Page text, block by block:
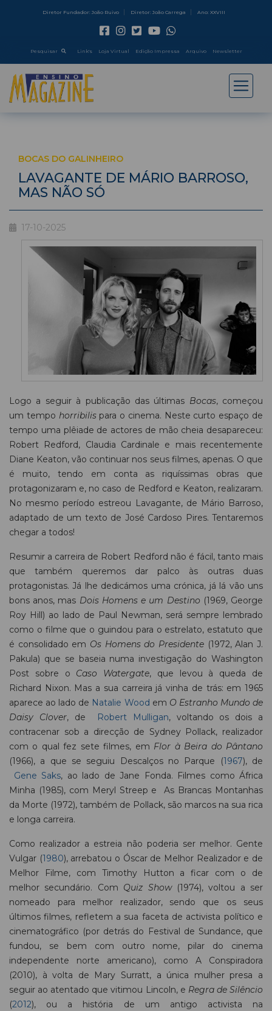
Diretor Fundador: João Ruivo Diretor: João Carrega Ano: XXVIII
Pesquisar Link's Loja Virtual Edição Impressa Arquivo Newsletter
BOCAS DO GALINHEIRO
LAVAGANTE DE MÁRIO BARROSO,
MAS NÃO SÓ
17-10-2025
Logo a seguir à publicação das últimas Bocas, começou
um tempo horribilispara o cinema. Neste curto espaço de
tempo uma plêiade de actores de mão cheia desapareceu:
Robert Redford, Claudia Cardinale e mais recentemente
Diane Keaton, vão continuar nos seus filmes, apenas. O que
é muito, tendo em conta as riquíssimas obras que
protagonizaram e, no caso de Redford e Keaton, realizaram.
No mesmo período estreou Lavagante, de Mário Barroso,
adaptado de um texto de José Cardoso Pires. Tentaremos
chegar a todos!
Resumir a carreira de Robert Redford não é fácil, tanto mais
que também queremos dar palco às outras duas
protagonistas. Já lhe dedicámos uma crónica, já lá vão uns
bons anos, mas Dois Homens e um Destino (1969, George
Roy Hill) ao lado de Paul Newman, será sempre lembrado
como o filme que o guindou para o estrelato, estatuto que
é consolidado em Os Homens do Presidente (1972, Alan J.
Pakula) que se baseia numa investigação do Washington
Post sobre o Caso Watergate, que levou à queda de
Richard Nixon. Mas a sua carreira já vinha de trás: em 1965
aparece ao lado de Natalie Wood em O Estranho Mundo de
Daisy Clover, de Robert Mulligan, voltando os dois a
contracenar sob a direcção de Sydney Pollack, realizador
com o qual fez sete filmes, em Flor à Beira do Pântano
(1966), a que se seguiu Descalços no Parque (1967), de
Gene Saks, ao lado de Jane Fonda. Filmes como África
Minha (1985), com Meryl Streep e As Brancas Montanhas
da Morte (1972), também de Pollack, são marcos na sua rica
e longa carreira.
Como realizador a estreia não poderia ser melhor. Gente
Vulgar (1980), arrebatou o Óscar de Melhor Realizador e de
Melhor Filme, com Timothy Hutton a ficar com o de
melhor secundário. Com Quiz Show(1974), voltou a ser
nomeado para melhor realizador, sendo que os seus
últimos filmes, refletem a sua faceta de activista político e
cinematográfico (por detrás do Festival de Sundance, que
fundou, se bem com outro nome, pilar do cinema
independente norte americano), como A Conspiradora
(2010), à volta de Mary Surratt, a única mulher presa a
seguir ao atentado que vitimou Lincoln, e Regra de Silêncio
(2012), ou a história de um antigo activista na